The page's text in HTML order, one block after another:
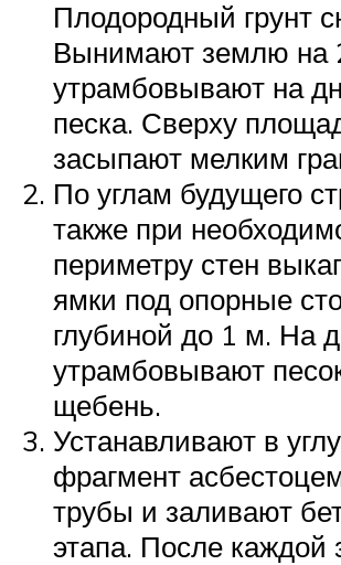
Плодородный грунт
Вынимают землю на
утрамбовывают на
песка. Сверху
засыпают мелким
По углам будущего
также при
периметру стен
ямки под опорные
глубиной до 1 м. На
утрамбовывают
щебень.
Устанавливают в
фрагмент
трубы и заливают
этапа. После каждой